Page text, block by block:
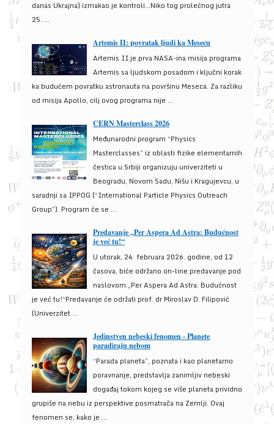
danas Ukrajna) izmakao je kontroli...Niko tog prolećnog jutra
25. ...
Artemis II: povratak ljudi ka Mesecu
Artemis II je prva NASA-ina misija programa
Artemis sa ljudskom posadom i ključni korak
ka budućem povratku astronauta na površinu Meseca. Za razliku
od misija Apollo, cilj ovog programa nije ...
CERN Masterclass 2026
Međunarodni program “Physics
Masterclasses” iz oblasti fizike elementarnih
čestica u Srbiji organizuju univerziteti u
Beogradu, Novom Sadu, Nišu i Kragujevcu, u
saradnji sa IPPOG (“International Particle Physics Outreach
Group”). Program će se ...
Predavanje „Per Aspera Ad Astra: Budućnost
je već tu!“
U utorak, 24. februara 2026. godine, od 12
časova, biće održano on-line predavanje pod
naslovom:„Per Aspera Ad Astra: Budućnost
je već tu!“Predavanje će održati prof. dr Miroslav D. Filipović
(Univerzitet ...
Jedinstven nebeski fenomen - Planete
paradiraju nebom
“Parada planeta”, poznata i kao planetarno
poravnanje, predstavlja zanimljiv nebeski
događaj tokom kojeg se više planeta prividno
grupiše na nebu iz perspektive posmatrača na Zemlji. Ovaj
fenomen se, kako je ...